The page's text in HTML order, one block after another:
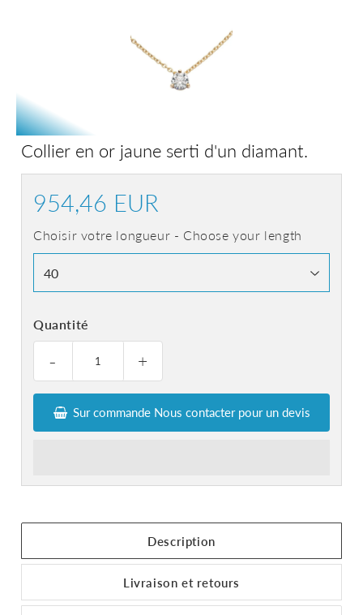
Collier en or jaune serti d'un diamant.
954,46 EUR
Choisir votre longueur - Choose your length
Quantité
+
-
Sur commande Nous contacter pour un devis
Description
Livraison et retours